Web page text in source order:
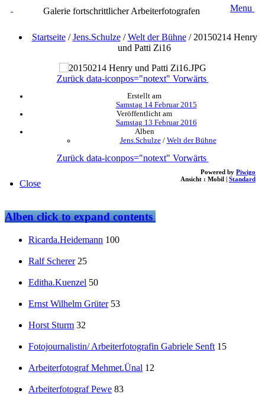
Galerie fortschrittlicher Arbeiterfotografen Menu
Startseite/Jens.Schulze/Welt der Bühne/ 20150214 Henry
und Patti Zi16
Zurück data-iconpos="notext" Vorwärts
Erstellt am
Samstag 14 Februar 2015
Veröffentlicht am
Samstag 13 Februar 2016
Alben
Jens.Schulze/ Welt der Bühne
Zurück data-iconpos="notext" Vorwärts
Powered by Piwigo
Ansicht : Mobil | Standard
Close
Albenclick to expand contents
Ricarda.Heidemann 100
Ralf Scherer 25
Editha.Kuenzel 50
Ernst Wilhelm Grüter 53
Horst Sturm 32
Fotojournalistin/ Arbeiterfotografin Gabriele Senft 15
Arbeiterfotograf Mehmet.Ünal 12
Arbeiterfotograf Pewe 83